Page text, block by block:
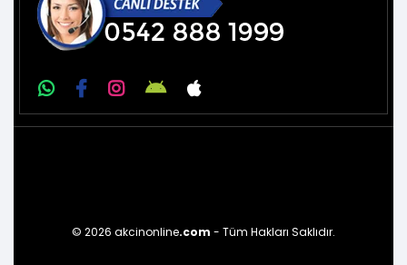
© 2026 akcinonline.com - Tüm Hakları Saklıdır.